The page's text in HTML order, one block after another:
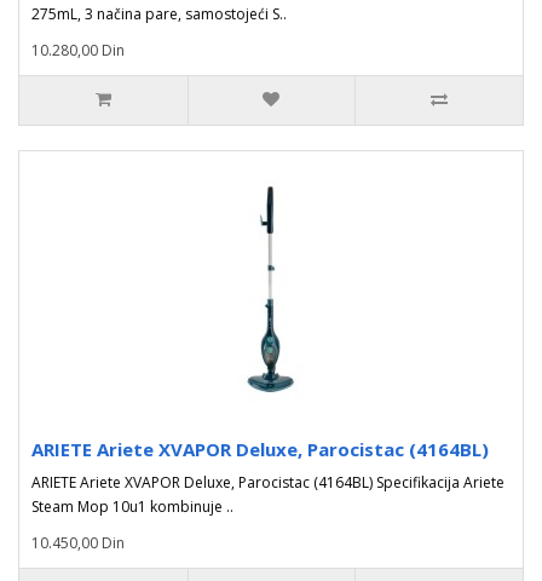
275mL, 3 načina pare, samostojeći S..
10.280,00 Din
ARIETE Ariete XVAPOR Deluxe, Parocistac (4164BL)
ARIETE Ariete XVAPOR Deluxe, Parocistac (4164BL) Specifikacija Ariete
Steam Mop 10u1 kombinuje ..
10.450,00 Din